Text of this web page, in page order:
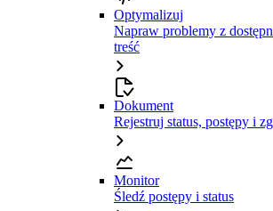
Optymalizuj
Napraw problemy z
treść
Dokument
Rejestruj status, postępy i
Monitor
Śledź postępy i status